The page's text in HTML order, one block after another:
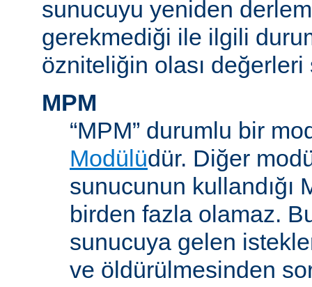
sunucuyu yeniden
gerekmediği ile ilgili
özniteliğin olası değerleri
MPM
“MPM” durumlu bir
Modülüdür. Diğer
sunucunun kullandığı
birden fazla olamaz.
sunucuya gelen
ve öldürülmesinden